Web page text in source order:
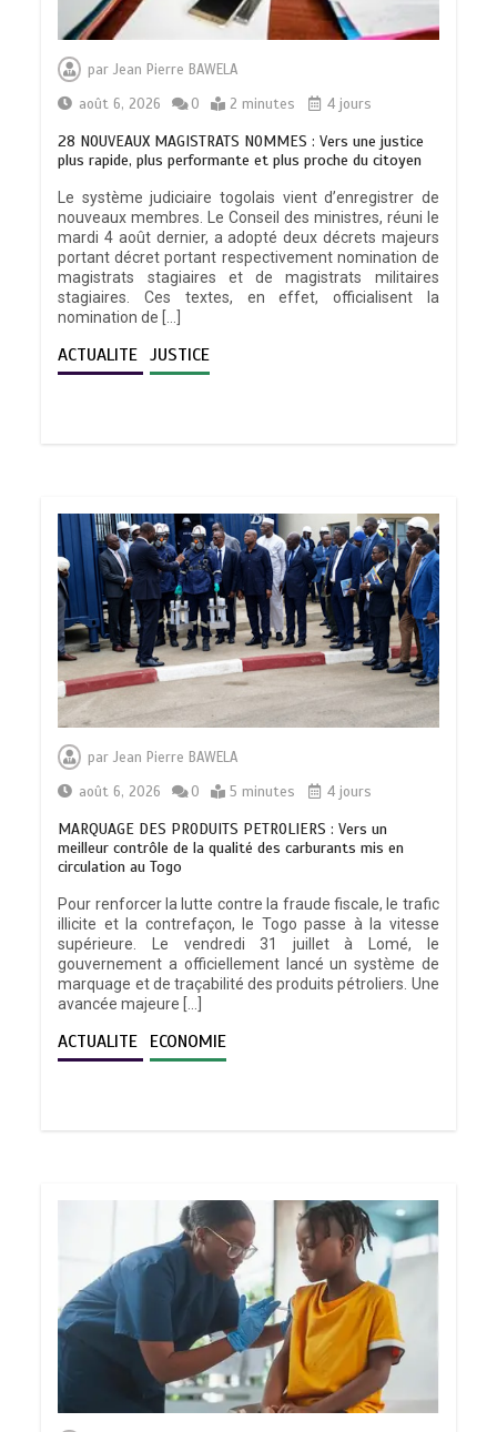
parJean Pierre BAWELA
août 6, 2026
0 2 minutes 4 jours
28 NOUVEAUX MAGISTRATS NOMMES : Vers une justice
plus rapide, plus performante et plus proche du citoyen
Le système judiciaire togolais vient d’enregistrer de
nouveaux membres. Le Conseil des ministres, réuni le
mardi 4 août dernier, a adopté deux décrets majeurs
portant décret portant respectivement nomination de
magistrats stagiaires et de magistrats militaires
stagiaires. Ces textes, en effet, officialisent la
nomination de […]
ACTUALITE JUSTICE
parJean Pierre BAWELA
août 6, 2026
0 5 minutes 4 jours
MARQUAGE DES PRODUITS PETROLIERS : Vers un
meilleur contrôle de la qualité des carburants mis en
circulation au Togo
Pour renforcer la lutte contre la fraude fiscale, le trafic
illicite et la contrefaçon, le Togo passe à la vitesse
supérieure. Le vendredi 31 juillet à Lomé, le
gouvernement a officiellement lancé un système de
marquage et de traçabilité des produits pétroliers. Une
avancée majeure […]
ACTUALITE ECONOMIE